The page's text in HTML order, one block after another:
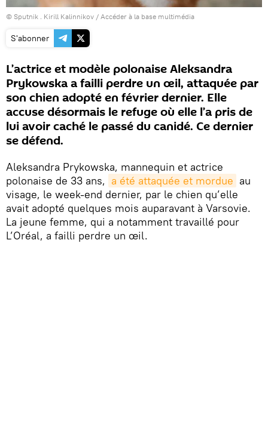
© Sputnik . Kirill Kalinnikov / Accéder à la base multimédia
S'abonner
L’actrice et modèle polonaise Aleksandra
Prykowska a failli perdre un œil, attaquée par
son chien adopté en février dernier. Elle
accuse désormais le refuge où elle l’a pris de
lui avoir caché le passé du canidé. Ce dernier
se défend.
Aleksandra Prykowska, mannequin et actrice
polonaise de 33 ans, a été attaquée et mordue au
visage, le week-end dernier, par le chien qu’elle
avait adopté quelques mois auparavant à Varsovie.
La jeune femme, qui a notamment travaillé pour
L’Oréal, a failli perdre un œil.